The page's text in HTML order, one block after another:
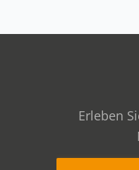
Erleben